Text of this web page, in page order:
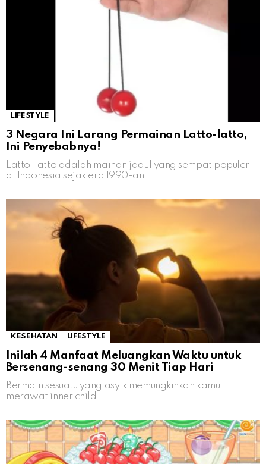
LIFESTYLE
3 Negara Ini Larang Permainan Latto-latto,
Ini Penyebabnya!
Latto-latto adalah mainan jadul yang sempat populer
di Indonesia sejak era 1990-an.
KESEHATAN LIFESTYLE
Inilah 4 Manfaat Meluangkan Waktu untuk
Bersenang-senang 30 Menit Tiap Hari
Bermain sesuatu yang asyik memungkinkan kamu
merawat inner child